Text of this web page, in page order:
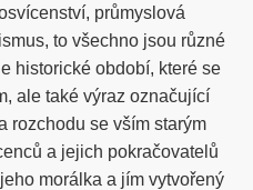
průmyslová
to všechno jsou různé
historické období, které se
ale také výraz označující
rozchodu se vším starým
a jejich pokračovatelů
morálka a jím vytvořený